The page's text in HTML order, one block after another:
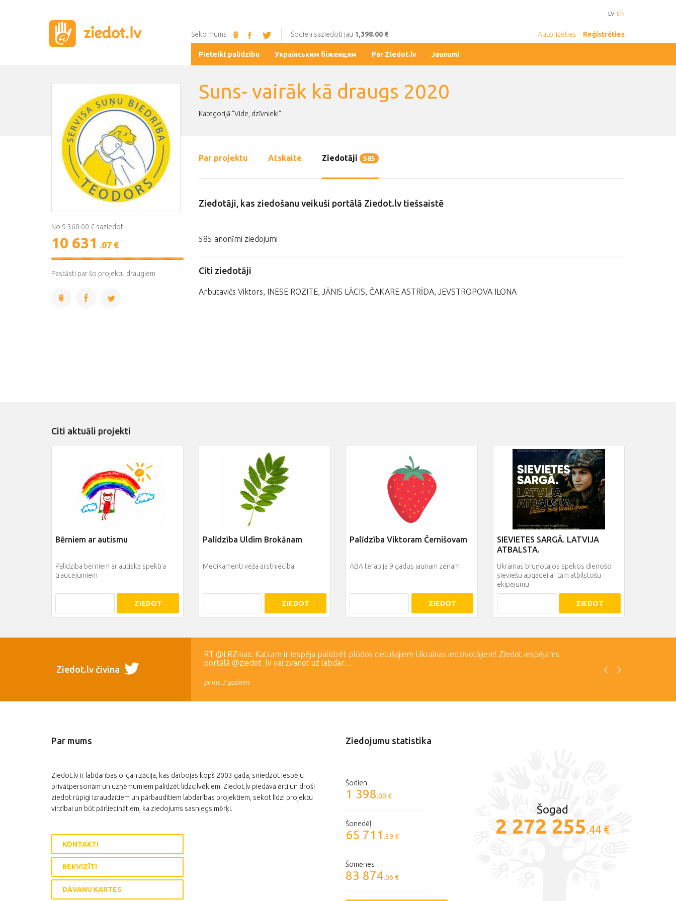
LV EN
Seko mums Šodien saziedoti jau 1,398.00 € Autorizēties Reģistrēties
Pieteikt palīdzību Українським біженцям Par Ziedot.lv Jaunumi
Suns- vairāk kā draugs 2020
Kategorijā "Vide, dzīvnieki"
No 9 360.00 € saziedoti
10 631 .07 €
114%
Complete
Pastāsti par šo projektu draugiem
Par projektu Atskaite Ziedotāji 585
Ziedotāji, kas ziedošanu veikuši portālā Ziedot.lv tiešsaistē
585 anonīmi ziedojumi
Citi ziedotāji
Arbutavičs Viktors, INESE ROZITE, JĀNIS LĀCIS, ČAKARE ASTRĪDA, JEVSTROPOVA ILONA
Citi aktuāli projekti
Bērniem ar autismu
Palīdzība bērniem ar autiskā spektra
traucējumiem
ZIEDOT
Palīdzība Uldim Brokānam
Medikamenti vēža ārstniecībai
ZIEDOT
Palīdzība Viktoram Černišovam
ABA terapija 9 gadus jaunam zēnam
ZIEDOT
SIEVIETES SARGĀ. LATVIJA
ATBALSTA.
Ukrainas bruņotajos spēkos dienošo
sieviešu apgādei ar tām atbilstošu
ekipējumu
ZIEDOT
Ziedot.lv čivina
RT @LRZinas: Katram ir iespēja palīdzēt plūdos cietušajiem Ukrainas iedzīvotājiem! Ziedot iespējams
portālā @ziedot_lv vai zvanot uz labdar…
pirms 3 gadiem
Par mums
Ziedot.lv ir labdarības organizācija, kas darbojas kopš 2003.gada, sniedzot iespēju
privātpersonām un uzņēmumiem palīdzēt līdzcilvēkiem. Ziedot.lv piedāvā ērti un droši
ziedot rūpīgi izraudzītiem un pārbaudītiem labdarības projektiem, sekot līdzi projektu
virzībai un būt pārliecinātiem, ka ziedojums sasniegs mērķi.
KONTAKTI
REKVIZĪTI
DĀVANU KARTES
Ziedojumu statistika
Šodien
1 398.00 €
Šonedēļ
65 711 .39 €
Šomēnes
83 874.06 €
Šogad
2 272 255.44 €